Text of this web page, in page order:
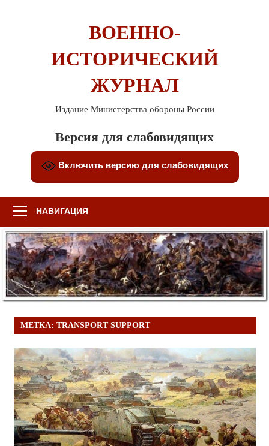
ВОЕННО-
ИСТОРИЧЕСКИЙ
ЖУРНАЛ
Издание Министерства обороны России
Версия для слабовидящих
Включить версию для слабовидящих
НАВИГАЦИЯ
МЕТКА: TRANSPORT SUPPORT